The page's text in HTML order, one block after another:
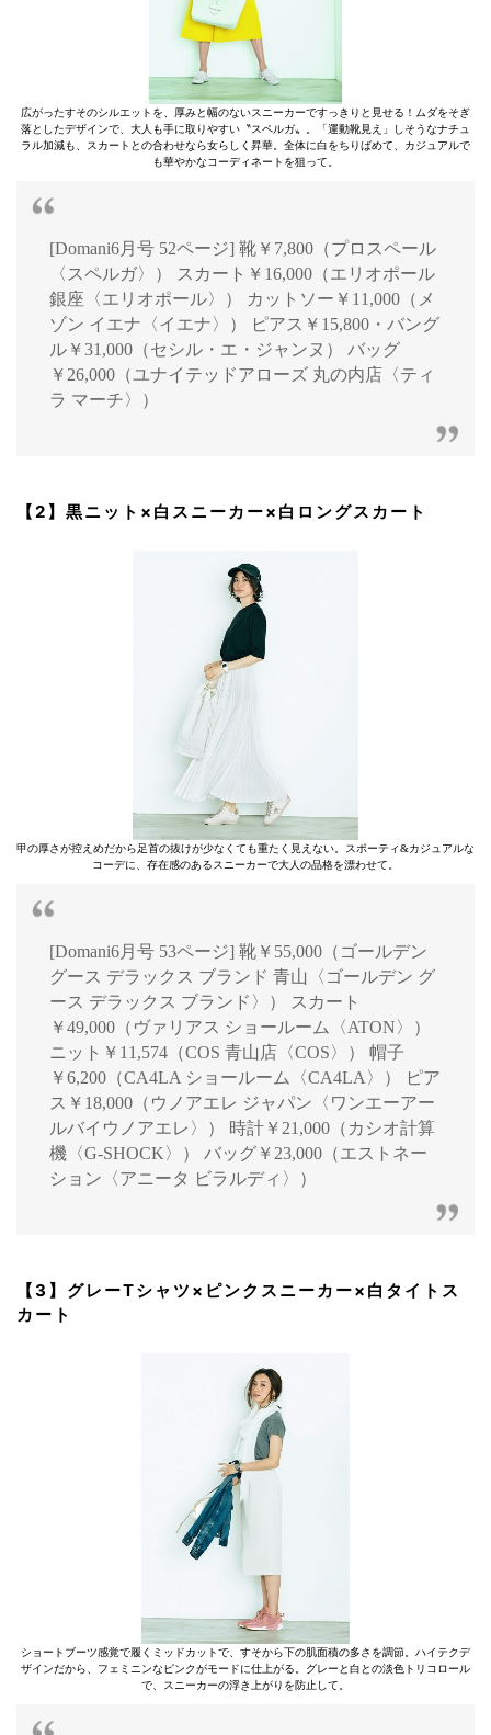
広がったすそのシルエットを、厚みと幅のないスニーカーですっきりと見せる！ムダをそぎ
落としたデザインで、大人も手に取りやすい〝スペルガ〟。「運動靴見え」しそうなナチュ
ラル加減も、スカートとの合わせなら女らしく昇華。全体に白をちりばめて、カジュアルで
も華やかなコーディネートを狙って。
[Domani6月号 52ページ] 靴￥7,800（プロスペール
〈スペルガ〉） スカート￥16,000（エリオポール
銀座〈エリオポール〉） カットソー￥11,000（メ
ゾン イエナ〈イエナ〉） ピアス￥15,800・バング
ル￥31,000（セシル・エ・ジャンヌ） バッグ
￥26,000（ユナイテッドアローズ 丸の内店〈ティ
ラ マーチ〉）
【2】黒ニット×白スニーカー×白ロングスカート
甲の厚さが控えめだから足首の抜けが少なくても重たく見えない。スポーティ&カジュアルな
コーデに、存在感のあるスニーカーで大人の品格を漂わせて。
[Domani6月号 53ページ] 靴￥55,000（ゴールデン
グース デラックス ブランド 青山〈ゴールデン グ
ース デラックス ブランド〉） スカート
￥49,000（ヴァリアス ショールーム〈ATON〉）
ニット￥11,574（COS 青山店〈COS〉） 帽子
￥6,200（CA4LA ショールーム〈CA4LA〉） ピア
ス￥18,000（ウノアエレ ジャパン〈ワンエーアー
ルバイウノアエレ〉） 時計￥21,000（カシオ計算
機〈G-SHOCK〉） バッグ￥23,000（エストネー
ション〈アニータ ビラルディ〉）
【3】グレーTシャツ×ピンクスニーカー×白タイトス
カート
ショートブーツ感覚で履くミッドカットで、すそから下の肌面積の多さを調節。ハイテクデ
ザインだから、フェミニンなピンクがモードに仕上がる。グレーと白との淡色トリコロール
で、スニーカーの浮き上がりを防止して。